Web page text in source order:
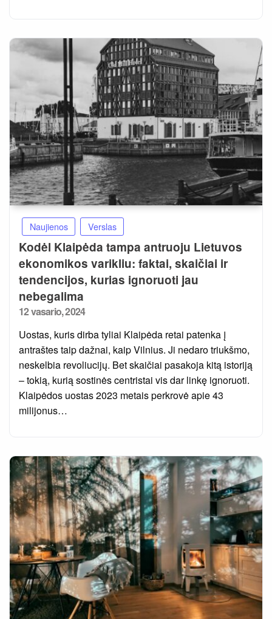
Naujienos Verslas
Kodėl Klaipėda tampa antruoju Lietuvos
ekonomikos varikliu: faktai, skaičiai ir
tendencijos, kurias ignoruoti jau
nebegalima
Posted
12 vasario, 2024
Uostas, kuris dirba tyliai Klaipėda retai patenka į
antraštes taip dažnai, kaip Vilnius. Ji nedaro triukšmo,
neskelbia revoliucijų. Bet skaičiai pasakoja kitą istoriją
– tokią, kurią sostinės centristai vis dar linkę ignoruoti.
Klaipėdos uostas 2023 metais perkrovė apie 43
milijonus…